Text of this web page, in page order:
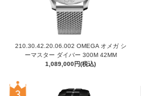
210.30.42.20.06.002 OMEGA オメガ シ
ーマスター ダイバー 300M 42MM
1,089,000円(税込)